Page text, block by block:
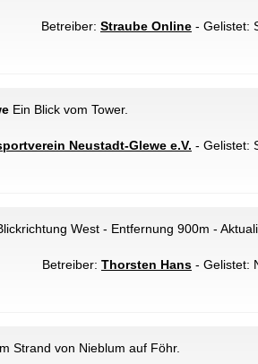
Betreiber: Straube Online - Gelistet:
Ein Blick vom Tower.
Neustadt-Glewe e.V. - Gelistet:
West - Entfernung 900m -
Betreiber: Thorsten Hans - Gelistet:
Strand von Nieblum auf Föhr.